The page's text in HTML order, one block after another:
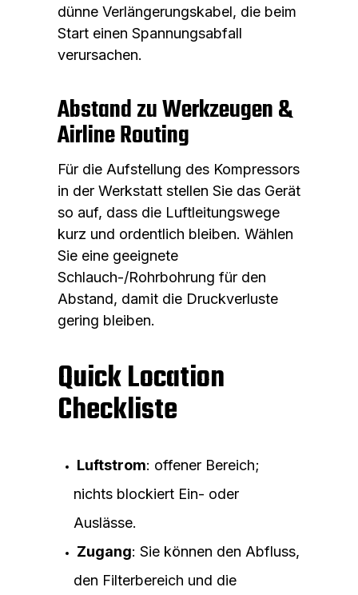
dünne Verlängerungskabel, die beim
Start einen Spannungsabfall
verursachen.
Abstand zu Werkzeugen &
Airline Routing
Für die Aufstellung des Kompressors
in der Werkstatt stellen Sie das Gerät
so auf, dass die Luftleitungswege
kurz und ordentlich bleiben. Wählen
Sie eine geeignete
Schlauch-/Rohrbohrung für den
Abstand, damit die Druckverluste
gering bleiben.
Quick Location
Checkliste
Luftstrom: offener Bereich;
nichts blockiert Ein- oder
Auslässe.
Zugang: Sie können den Abfluss,
den Filterbereich und die